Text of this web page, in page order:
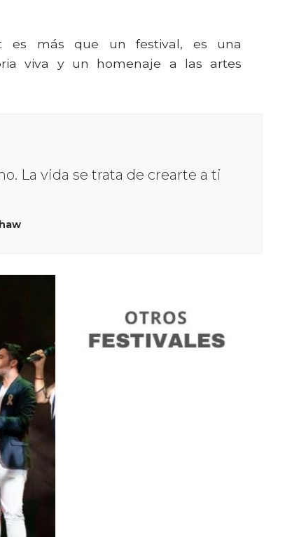
es más que un festival, es una
viva y un homenaje a las artes
La vida se trata de crearte a ti